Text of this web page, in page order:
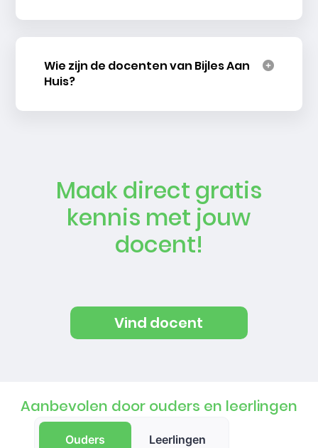
Wie zijn de docenten van Bijles Aan
Huis?
Maak direct gratis
kennis met jouw
docent!
Vind docent
Aanbevolen door ouders en leerlingen
Ouders Leerlingen